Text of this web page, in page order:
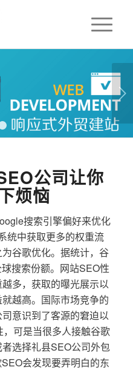
下一页
1 2
公司让你
烦恼
搜索引擎偏好来优化
统中获取更多的权重流
谷歌优化。据统计，谷
搜索份额。网站SEO性
多，获取的曝光展示以
越高。国际市场竞争的
意识到了客源的窘迫以
可是当很多人接触谷歌
选择礼县SEO公司外包
会发现要弄明白的东